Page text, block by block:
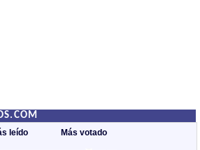
leído Más votado